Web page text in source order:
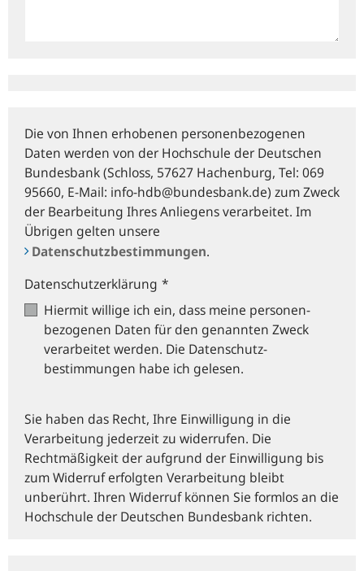
Die von Ihnen erhobenen personenbezogenen
Daten werden von der Hochschule der Deutschen
Bundesbank (Schloss, 57627 Hachenburg, Tel: 069
95660, E‑Mail: info-hdb@bundesbank.de) zum Zweck
der Bearbeitung Ihres Anliegens verarbeitet. Im
Übrigen gelten unsere
Datenschutzbestimmungen.
Datenschutzerklärung *
Hiermit willige ich ein, dass meine personen­
bezogenen Daten für den genannten Zweck
verarbeitet werden. Die Datenschutz­
bestimmungen habe ich gelesen.
Sie haben das Recht, Ihre Einwilligung in die
Verarbeitung jederzeit zu widerrufen. Die
Rechtmäßigkeit der aufgrund der Einwilligung bis
zum Widerruf erfolgten Verarbeitung bleibt
unberührt. Ihren Widerruf können Sie formlos an die
Hochschule der Deutschen Bundesbank richten.